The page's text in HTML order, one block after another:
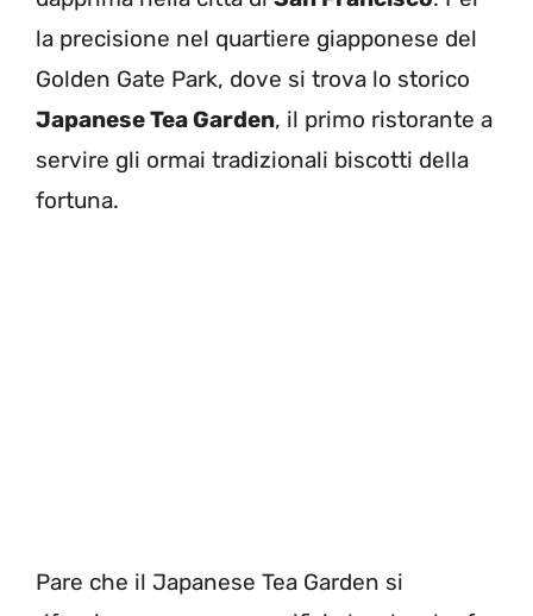
la precisione nel quartiere giapponese del
Golden Gate Park, dove si trova lo storico
Japanese Tea Garden, il primo ristorante a
servire gli ormai tradizionali biscotti della
fortuna.
Pare che il Japanese Tea Garden si